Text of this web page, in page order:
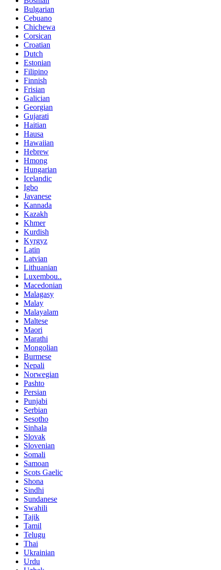
Bulgarian
Cebuano
Chichewa
Corsican
Croatian
Dutch
Estonian
Filipino
Finnish
Frisian
Galician
Georgian
Gujarati
Haitian
Hausa
Hawaiian
Hebrew
Hmong
Hungarian
Icelandic
Igbo
Javanese
Kannada
Kazakh
Khmer
Kurdish
Kyrgyz
Latin
Latvian
Lithuanian
Luxembou..
Macedonian
Malagasy
Malay
Malayalam
Maltese
Maori
Marathi
Mongolian
Burmese
Nepali
Norwegian
Pashto
Persian
Punjabi
Serbian
Sesotho
Sinhala
Slovak
Slovenian
Somali
Samoan
Scots Gaelic
Shona
Sindhi
Sundanese
Swahili
Tajik
Tamil
Telugu
Thai
Ukrainian
Urdu